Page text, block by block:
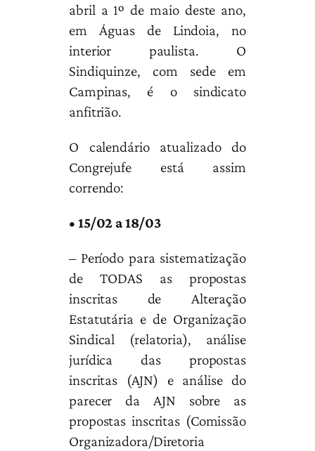
abril a 1º de maio deste ano,
em Águas de Lindoia, no
interior paulista. O
Sindiquinze, com sede em
Campinas, é o sindicato
anfitrião.
O calendário atualizado do
Congrejufe está assim
correndo:
• 15/02 a 18/03
– Período para sistematização
de TODAS as propostas
inscritas de Alteração
Estatutária e de Organização
Sindical (relatoria), análise
jurídica das propostas
inscritas (AJN) e análise do
parecer da AJN sobre as
propostas inscritas (Comissão
Organizadora/Diretoria